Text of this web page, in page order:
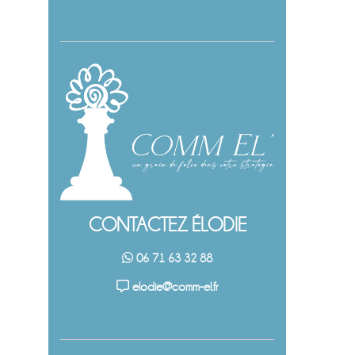
CONTACTEZ ÉLODIE
06 71 63 32 88
elodie@comm-el.fr